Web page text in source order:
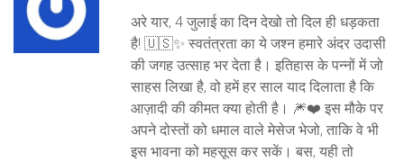
अरे यार, 4 जुलाई का दिन देखो तो दिल ही धड़कता
है! 🇺🇸✨ स्वतंत्रता का ये जश्न हमारे अंदर उदासी
की जगह उत्साह भर देता है। इतिहास के पन्नों में जो
साहस लिखा है, वो हमें हर साल याद दिलाता है कि
आज़ादी की कीमत क्या होती है। 🎆❤️ इस मौके पर
अपने दोस्तों को धमाल वाले मेसेज भेजो, ताकि वे भी
इस भावना को महसूस कर सकें। बस, यही तो